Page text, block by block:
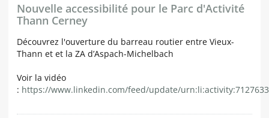
Nouvelle accessibilité pour le Parc d'Activité
Thann Cerney
Découvrez l'ouverture du barreau routier entre Vieux-
Thann et et la ZA d’Aspach-Michelbach
Voir la vidéo
: https://www.linkedin.com/feed/update/